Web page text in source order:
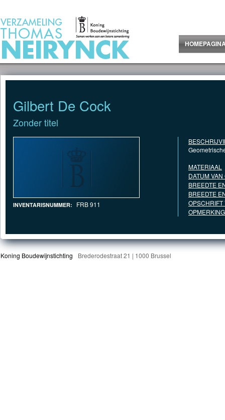
Gilbert De Cock
Zonder titel
INVENTARISNUMMER: FRB 911
MATERIAAL
DATUM
BREEDTE
BREEDTE
OPSCHRIFT
Koning Boudewijnstichting Brederodestraat 21 | 1000 Brussel